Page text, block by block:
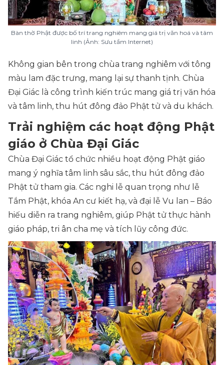
Bàn thờ Phật được bố trí trang nghiêm mang giá trị văn hoá và tâm
linh (Ảnh: Sưu tầm Internet)
Không gian bên trong chùa trang nghiêm với tông
màu lam đặc trưng, mang lại sự thanh tịnh. Chùa
Đại Giác là công trình kiến trúc mang giá trị văn hóa
và tâm linh, thu hút đông đảo Phật tử và du khách.
Trải nghiệm các hoạt động Phật
giáo ở Chùa Đại Giác
Chùa Đại Giác tổ chức nhiều hoạt động Phật giáo
mang ý nghĩa tâm linh sâu sắc, thu hút đông đảo
Phật tử tham gia. Các nghi lễ quan trọng như lễ
Tắm Phật, khóa An cư kiết hạ, và đại lễ Vu lan – Báo
hiếu diễn ra trang nghiêm, giúp Phật tử thực hành
giáo pháp, tri ân cha mẹ và tích lũy công đức.